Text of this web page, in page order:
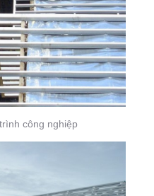
công nghiệp